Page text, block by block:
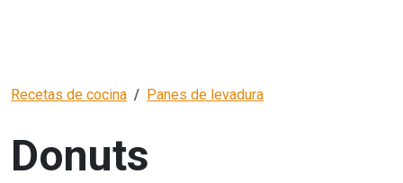
Recetas de cocina Panes de levadura
Donuts